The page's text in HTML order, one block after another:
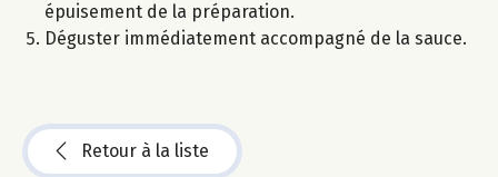
épuisement de la préparation.
Déguster immédiatement accompagné de la sauce.
Retour à la liste